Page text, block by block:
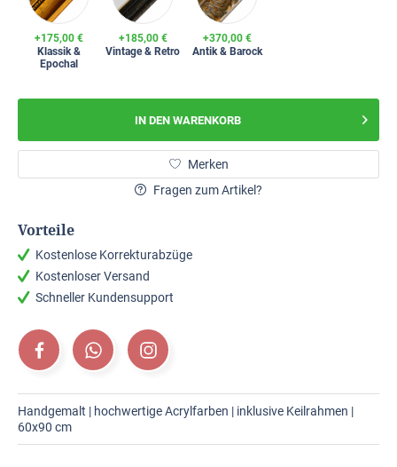
+175,00 €
Klassik &
Epochal
+185,00 €
Vintage & Retro
+370,00 €
Antik & Barock
IN DEN WARENKORB
Merken
Fragen zum Artikel?
Vorteile
Kostenlose Korrekturabzüge
Kostenloser Versand
Schneller Kundensupport
Handgemalt | hochwertige Acrylfarben | inklusive Keilrahmen |
60x90 cm